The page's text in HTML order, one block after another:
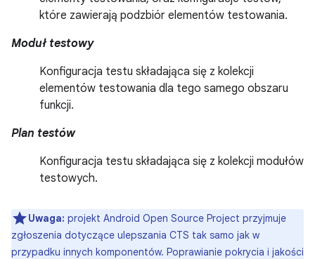
które zawierają podzbiór elementów testowania.
Moduł testowy
Konfiguracja testu składająca się z kolekcji
elementów testowania dla tego samego obszaru
funkcji.
Plan testów
Konfiguracja testu składająca się z kolekcji modułów
testowych.
Uwaga: projekt Android Open Source Project przyjmuje
zgłoszenia dotyczące ulepszania CTS tak samo jak w
przypadku innych komponentów. Poprawianie pokrycia i jakości